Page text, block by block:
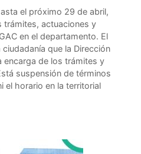
el próximo 29 de abril,
trámites, actuaciones y
en el departamento. El
que la Dirección
encarga de los trámites y
suspensión de términos
el horario en la territorial